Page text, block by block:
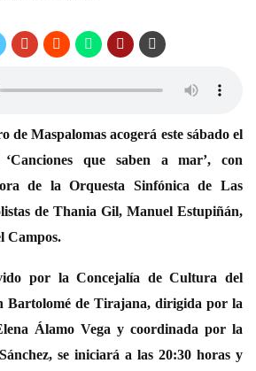
de Maspalomas acogerá este sábado el
‘Canciones que saben a mar’, con
de la Orquesta Sinfónica de Las
de Thania Gil, Manuel Estupiñán,
Campos.
por la Concejalía de Cultura del
Bartolomé de Tirajana, dirigida por la
Álamo Vega y coordinada por la
se iniciará a las 20:30 horas y